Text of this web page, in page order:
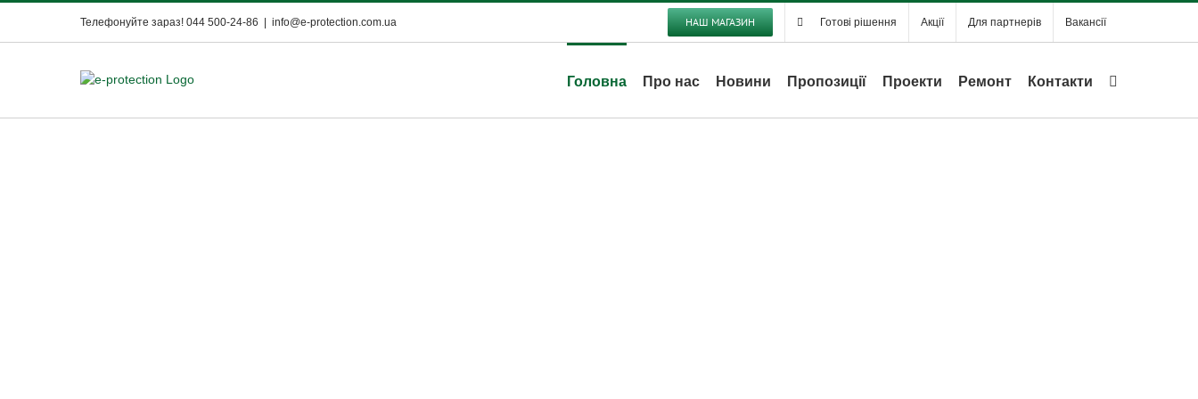
content
Телефонуйте зараз! 044 500-24-86 info@e-protection.com.ua НАШ МАГАЗИН Готові рішення Акції Для партнерів Вакансії
Головна Про нас Новини Пропозиції Проекти Ремонт Контакти